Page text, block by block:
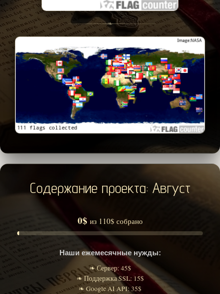
❧
Содержание проекта: Август
0$ из 110$ собрано
Наши ежемесячные нужды:
❧ Сервер: 45$
❧ Поддержка SSL: 15$
❧ Google AI API: 35$